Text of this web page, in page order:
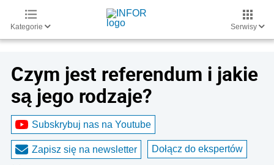
Kategorie Serwisy
Czym jest referendum i jakie
są jego rodzaje?
Subskrybuj nas na Youtube
Zapisz się na newsletter Dołącz do ekspertów